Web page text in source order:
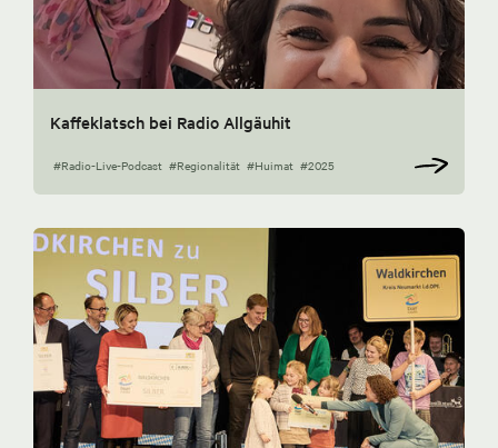
Kaffeklatsch bei Radio Allgäuhit
#Radio-Live-Podcast #Regionalität #Huimat #2025